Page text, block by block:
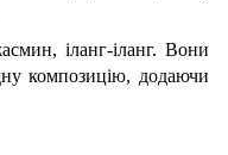
іланг-іланг. Вони
композицію, додаючи